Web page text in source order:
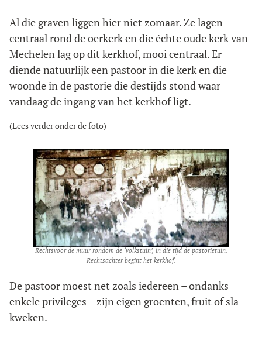
Al die graven liggen hier niet zomaar. Ze lagen
centraal rond de oerkerk en die échte oude kerk van
Mechelen lag op dit kerkhof, mooi centraal. Er
diende natuurlijk een pastoor in die kerk en die
woonde in de pastorie die destijds stond waar
vandaag de ingang van het kerkhof ligt.
(Lees verder onder de foto)
Rechtsvoor de muur rondom de ‘volkstuin’, in die tijd de pastorietuin.
Rechtsachter begint het kerkhof.
De pastoor moest net zoals iedereen – ondanks
enkele privileges – zijn eigen groenten, fruit of sla
kweken.